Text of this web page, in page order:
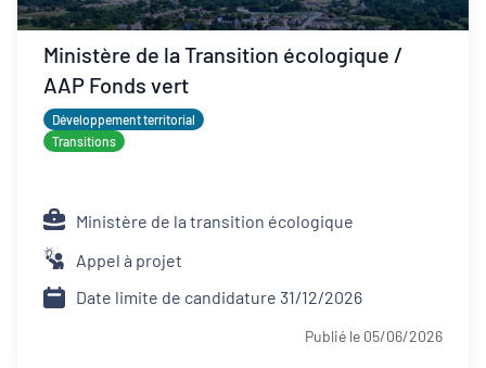
Ministère de la Transition écologique /
AAP Fonds vert
Développement territorial
Transitions
Ministère de la transition écologique
Appel à projet
Date limite de candidature 31/12/2026
Publié le 05/06/2026